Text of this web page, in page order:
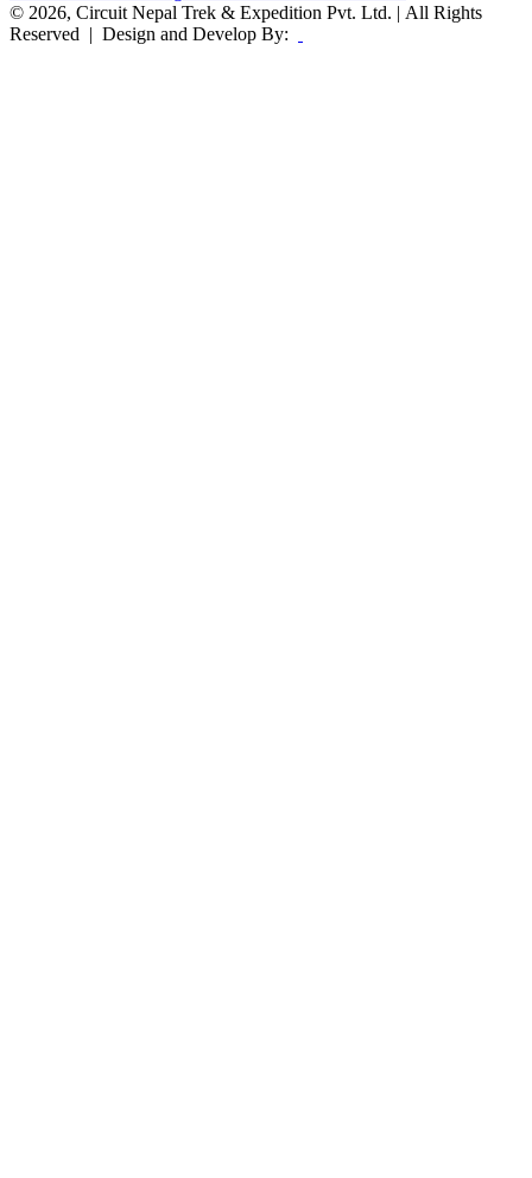
© 2026, Circuit Nepal Trek & Expedition Pvt. Ltd. | All Rights
Reserved | Design and Develop By: